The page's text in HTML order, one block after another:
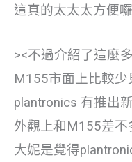
這真的太太太方便囉
><不過介紹了這麼
M155市面上比較少
plantronics 有推出
外觀上和M155差不
大妮是覺得